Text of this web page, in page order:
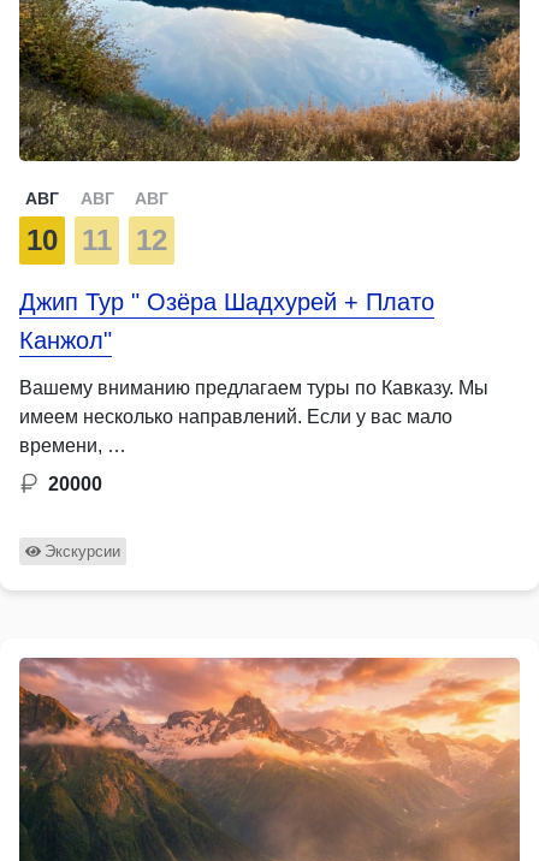
АВГ
10
АВГ
11
АВГ
12
Джип Тур " Озёра Шадхурей + Плато
Канжол"
Вашему вниманию предлагаем туры по Кавказу. Мы
имеем несколько направлений. Если у вас мало
времени, …
20000
Экскурсии